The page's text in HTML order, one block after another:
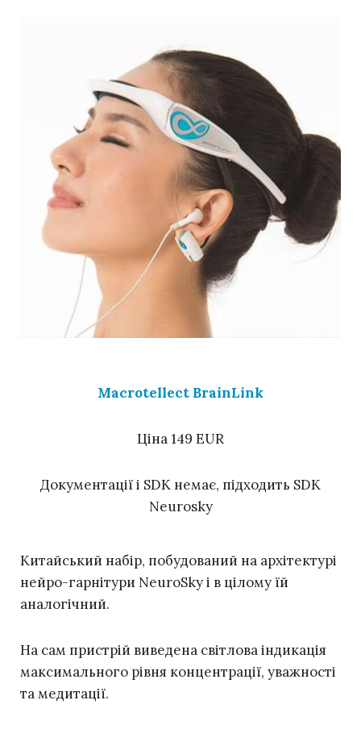
Macrotellect BrainLink
Ціна 149 EUR
Документації і SDK немає, підходить SDK
Neurosky
Китайський набір, побудований на архітектурі
нейро-гарнітури NeuroSky і в цілому їй
аналогічний.
На сам пристрій виведена світлова індикація
максимального рівня концентрації, уважності
та медитації.